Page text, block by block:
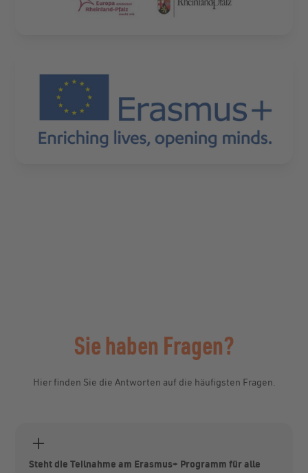
Sie haben Fragen?
Hier finden Sie die Antworten auf die häufigsten Fragen.
Steht die Teilnahme am Erasmus+ Programm für alle